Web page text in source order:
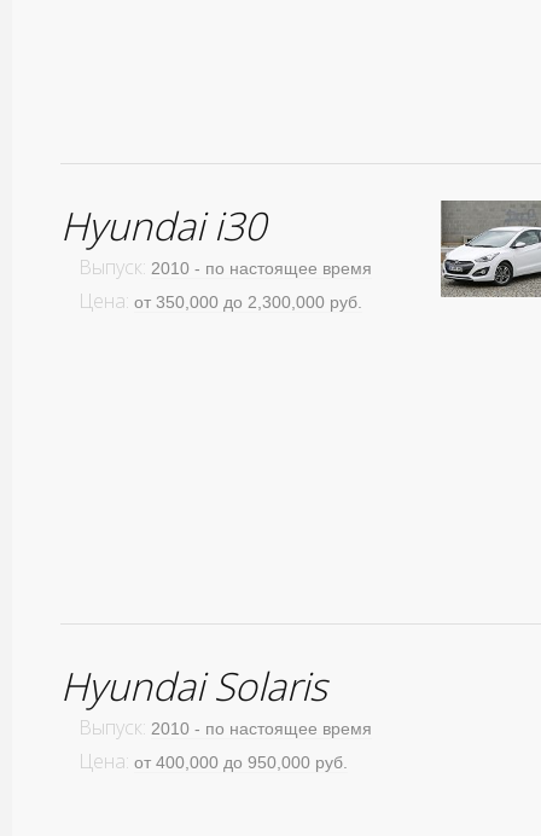
Hyundai i30
Выпуск: 2010 - по настоящее время
Цена: от 350,000 до 2,300,000 руб.
Hyundai Solaris
Выпуск: 2010 - по настоящее время
Цена: от 400,000 до 950,000 руб.